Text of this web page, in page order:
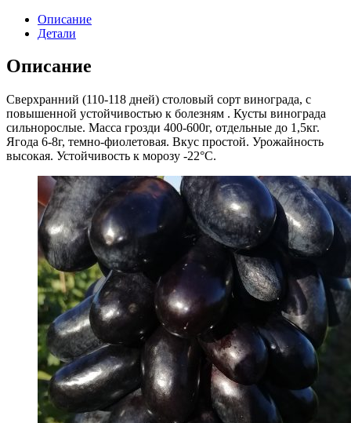
Описание
Детали
Описание
Сверхранний (110-118 дней) столовый сорт винограда, с
повышенной устойчивостью к болезням . Кусты винограда
сильнорослые. Масса грозди 400-600г, отдельные до 1,5кг.
Ягода 6-8г, темно-фиолетовая. Вкус простой. Урожайность
высокая. Устойчивость к морозу -22°С.